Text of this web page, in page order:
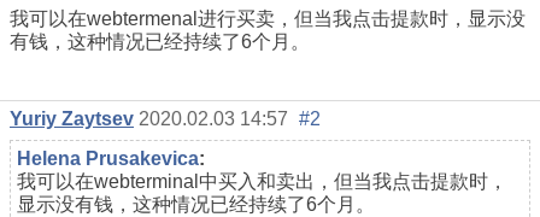
我可以在webtermenal进行买卖，但当我点击提款时，显示没
有钱，这种情况已经持续了6个月。
Yuriy Zaytsev 2020.02.03 14:57 #2
Helena Prusakevica:
我可以在webterminal中买入和卖出，但当我点击提款时，
显示没有钱，这种情况已经持续了6个月。